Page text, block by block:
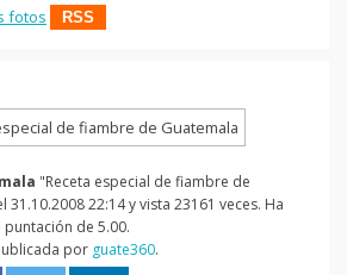
fotos RSS
"Receta especial de fiambre de
31.10.2008 22:14 y vista 23161 veces. Ha
de 5.00.
por guate360.